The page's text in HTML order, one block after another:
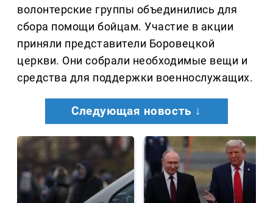
волонтерские группы объединились для
сбора помощи бойцам. Участие в акции
приняли представители Боровецкой
церкви. Они собрали необходимые вещи и
средства для поддержки военнослужащих.
Следующая новость ↓